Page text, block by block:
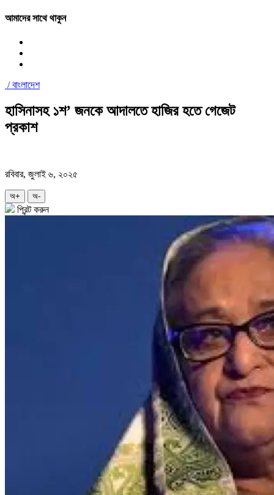
আমাদের সাথে থাকুন
/বাংলাদেশ
হাসিনাসহ ১শ’ জনকে আদালতে হাজির হতে গেজেট
প্রকাশ
রবিবার, জুলাই ৬, ২০২৫
অ+ অ-
প্রিন্ট করুন